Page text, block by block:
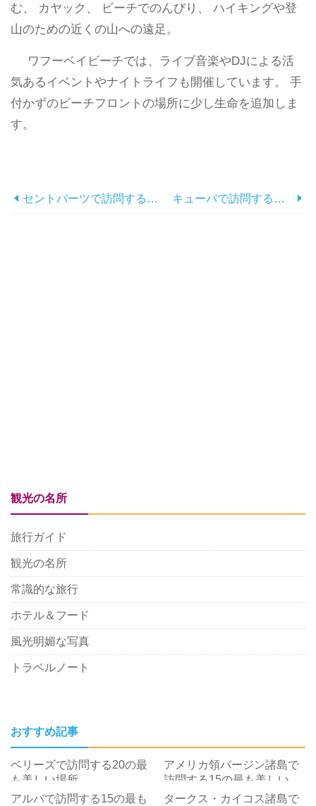
む、 カヤック、 ビーチでのんびり、 ハイキングや登
山のための近くの山への遠足。
ワフーベイビーチでは、ライブ音楽やDJによる活
気あるイベントやナイトライフも開催しています。 手
付かずのビーチフロントの場所に少し生命を追加しま
す。
セントバーツで訪問する15の最も美しい場所 キューバで訪問するトップ20の最も美しい場所
観光の名所
旅行ガイド
観光の名所
常識的な旅行
ホテル＆フード
風光明媚な写真
トラベルノート
おすすめ記事
ベリーズで訪問する20の最
も美しい場所
アメリカ領バージン諸島で
訪問する15の最も美しい場
所
アルバで訪問する15の最も
タークス・カイコス諸島で